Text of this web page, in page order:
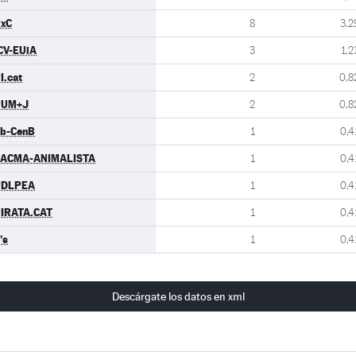
8
EUiA 3
2
2
CenB 1
ANIMALISTA 1
1
1
1
Descárgate los datos en xml